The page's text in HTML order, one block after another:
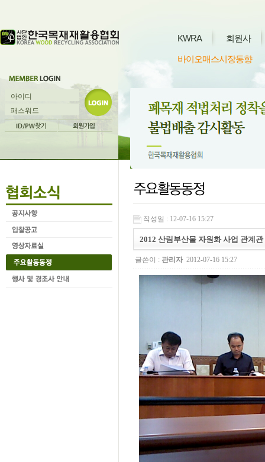
KWRA 회원사
바이오매스시장동향
작성일 : 12-07-16 15:27
2012 산림부산물 자원화 사업 관계
글쓴이 : 관리자 2012-07-16 15:27